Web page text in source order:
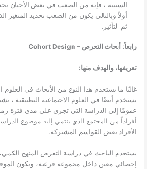
السببية ، فإنه من الصعب في بعض الأحيان
أولاً وبالتالي يكون من الصعب تحديد المتغير
ثم التأثير.
رابعاً: أبحاث التعرض – Cohort Design
تعريفها، والهدف منها:
غالبًا ما يستخدم هذا النوع من الأبحاث في العلوم
يستخدم أيضًا في العلوم الاجتماعية التطبيقية ،
عمومًا إلى الدراسة التي تجرى على مدى فترة
أفراداً من المجتمع الذي ينتمي إليه موضوع
الأفراد بعض القواسم المشتركة.
يستخدم الباحث في دراسة التعرض المنهج
إحصائي معين داخل مجموعة فرعية، ويكون